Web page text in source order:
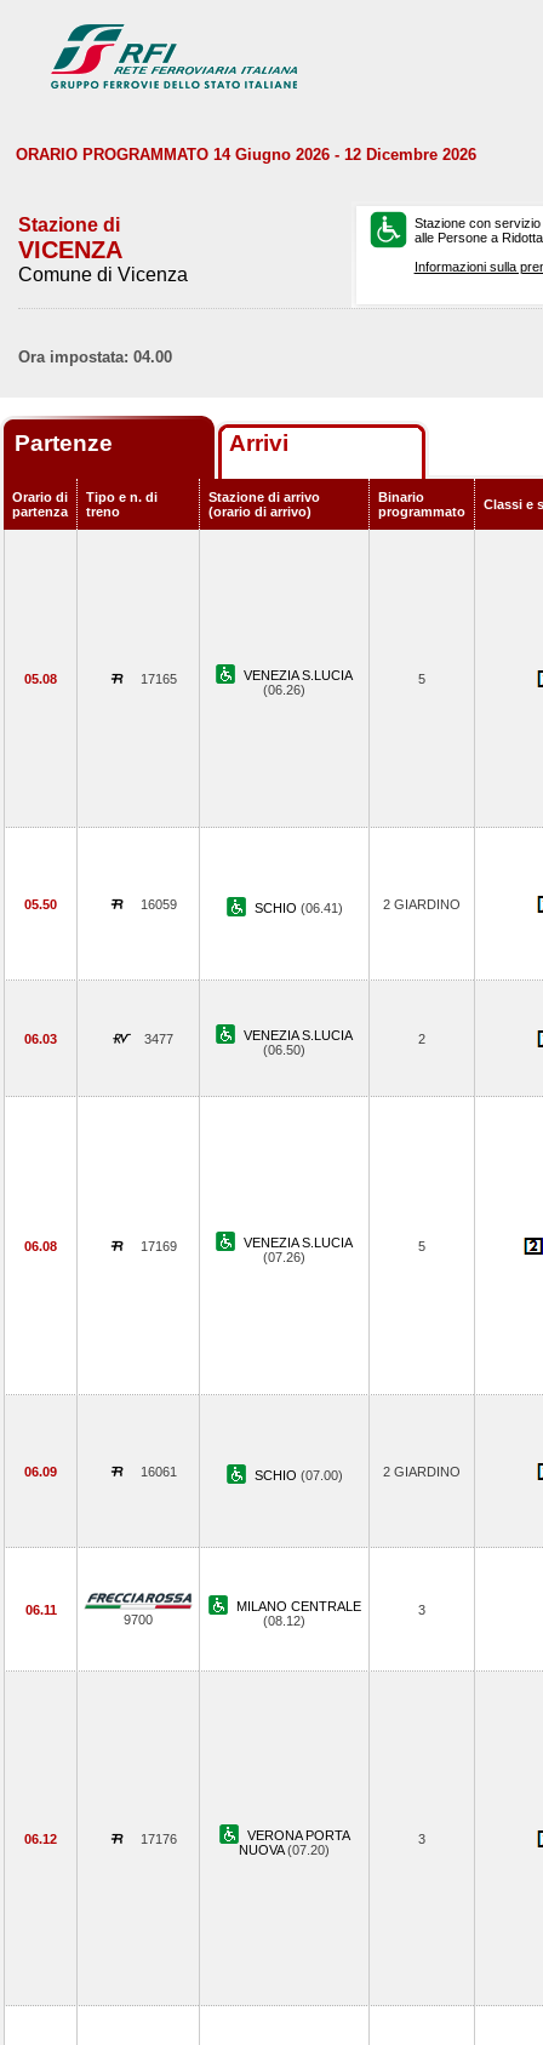
ORARIO PROGRAMMATO 14 Giugno 2026 - 12 Dicembre 2026
Stazione di
VICENZA
Comune di Vicenza
Stazione con
alle Persone a
Informazioni sulla
Ora impostata: 04.00
Partenze Arrivi
Orario di
partenza
Tipo e n. di
treno
Stazione di arrivo
(orario di arrivo)
Binario
programmato
Classi e
05.08 17165
VENEZIA S.LUCIA
(06.26)
5
05.50 16059 SCHIO (06.41) 2 GIARDINO
06.03 3477
VENEZIA S.LUCIA
(06.50)
2
06.08 17169
VENEZIA S.LUCIA
(07.26)
5
06.09 16061 SCHIO (07.00) 2 GIARDINO
06.11
9700
MILANO CENTRALE
(08.12)
3
06.12 17176
VERONA PORTA
NUOVA(07.20)
3